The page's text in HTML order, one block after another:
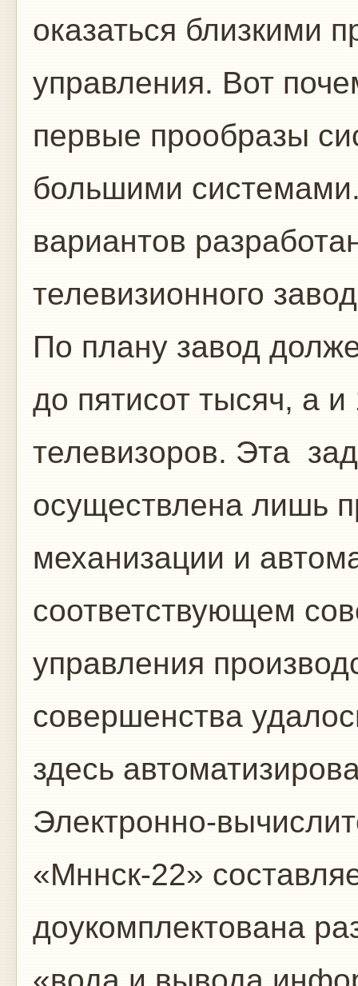
оказаться близкими
управления. Вот
первые прообразы
большими
вариантов
телевизионного
По плану завод
до пятисот тысяч, а
телевизоров. Эта
осуществлена лишь
механизации и
соответствующем
управления
совершенства
здесь
Электронно-
«Мннск-22»
доукомплектована